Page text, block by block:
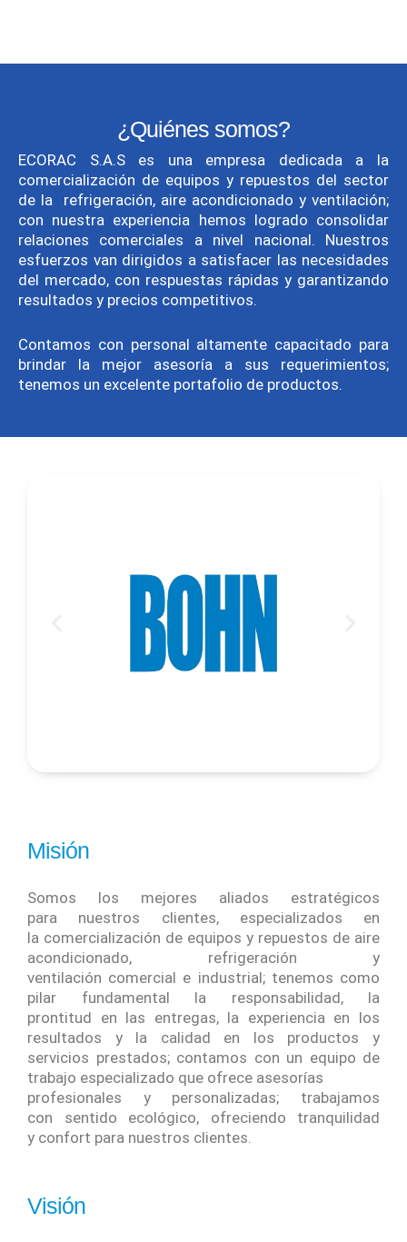
¿Quiénes somos?
ECORAC S.A.S es una empresa dedicada a la
comercialización de equipos y repuestos del sector
de la refrigeración, aire acondicionado y ventilación;
con nuestra experiencia hemos logrado consolidar
relaciones comerciales a nivel nacional. Nuestros
esfuerzos van dirigidos a satisfacer las necesidades
del mercado, con respuestas rápidas y garantizando
resultados y precios competitivos.
Contamos con personal altamente capacitado para
brindar la mejor asesoría a sus requerimientos;
tenemos un excelente portafolio de productos.
Misión
Somos los mejores aliados estratégicos
para nuestros clientes, especializados en
la comercialización de equipos y repuestos de aire
acondicionado, refrigeración y
ventilación comercial e industrial; tenemos como
pilar fundamental la responsabilidad, la
prontitud en las entregas, la experiencia en los
resultados y la calidad en los productos y
servicios prestados; contamos con un equipo de
trabajo especializado que ofrece asesorías
profesionales y personalizadas; trabajamos
con sentido ecológico, ofreciendo tranquilidad
y confort para nuestros clientes.
Visión